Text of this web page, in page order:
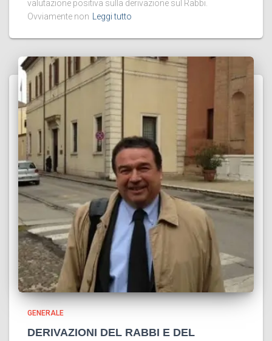
valutazione positiva sulla derivazione sul Rabbi.
Ovviamente non
Leggi tutto
GENERALE
DERIVAZIONI DEL RABBI E DEL